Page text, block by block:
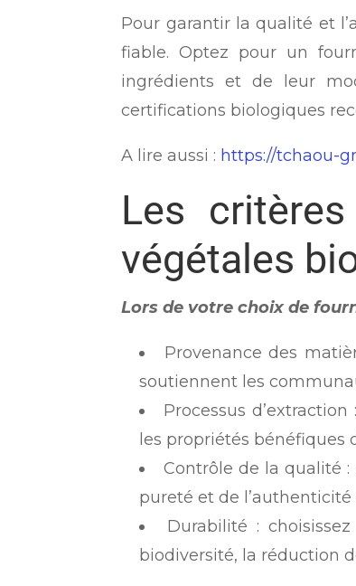
Pour garantir la qualité et
fiable. Optez pour un
ingrédients et de leur
certifications biologiques
A lire aussi : https://tchaou-
Les
végétales
Lors de votre choix de
Provenance des
soutiennent les
Processus
les propriétés bénéfiques
Contrôle de la qualité
pureté et de
Durabilité :
biodiversité, la réduction